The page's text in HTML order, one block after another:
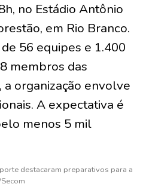
no Estádio Antônio
em Rio Branco.
56 equipes e 1.400
membros das
a organização envolve
A expectativa é
menos 5 mil
destacaram preparativos para a